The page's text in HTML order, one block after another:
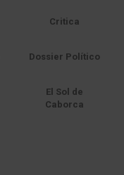
Critica
Dossier Político
El Sol de
Caborca